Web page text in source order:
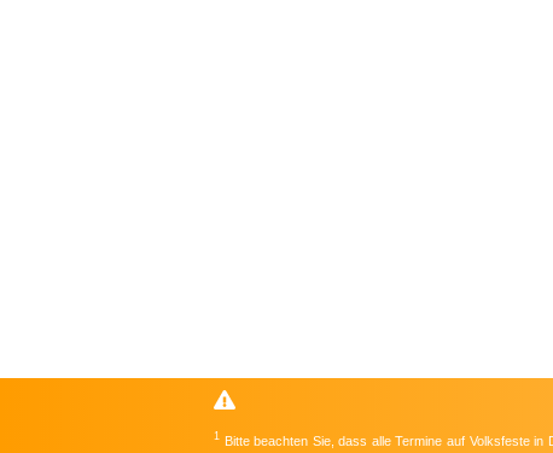
1
Bitte beachten Sie, dass alle Termine auf Volksfeste